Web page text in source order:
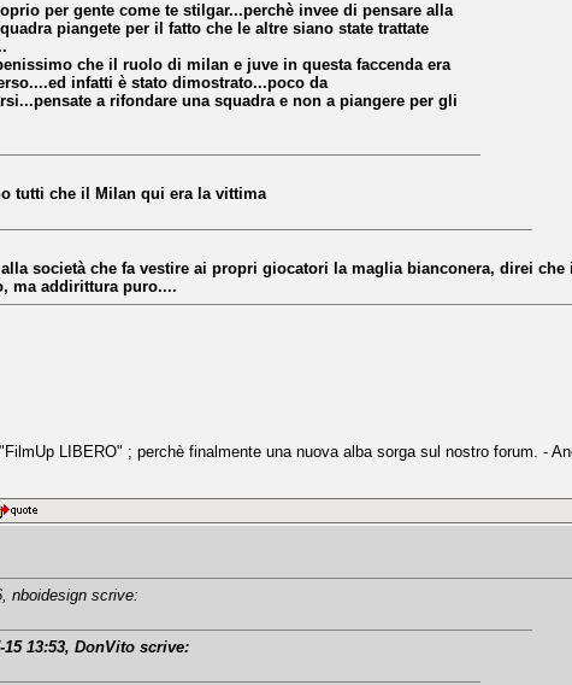
per gente come te stilgar...perchè invee di pensare alla
piangete per il fatto che le altre siano state trattate
che il ruolo di milan e juve in questa faccenda era
infatti è stato dimostrato...poco da
a rifondare una squadra e non a piangere per gli
tutti che il Milan qui era la vittima
alla società che fa vestire ai propri giocatori la maglia bianconera, direi che il
ma addirittura puro....
LIBERO" ; perchè finalmente una nuova alba sorga sul nostro forum. -
nboidesign scrive:
15 13:53, DonVito scrive: